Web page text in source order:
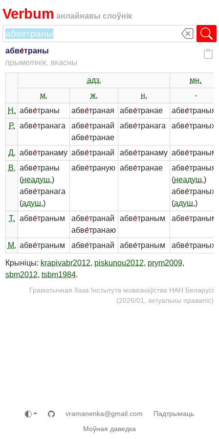
Verbum анлайнавы слоўнік
абве́траны
прыметнік, якасны
адз.
мн.
м.
ж. н.
-
Н. абве́траны абве́траная абве́транае абве́траныя
Р.
абве́транага абве́транай
абве́транае
абве́транага абве́траных
Д. абве́транаму абве́транай абве́транаму абве́траным
В. абве́траны
(неадуш.)
абве́транага
(адуш.)
абве́траную абве́транае абве́траныя
(неадуш.)
абве́траных
(адуш.)
Т.
абве́траным абве́транай
абве́транаю
абве́траным абве́транымі
М. абве́траным абве́транай абве́траным абве́траных
Крыніцы: krapivabr2012, piskunou2012, prym2009,
sbm2012, tsbm1984.
Граматычная база Інстытута мовазнаўства НАН Беларусі
(2026/01, актуальны правапіс)
vramanenka@gmail.com
Падтрымаць
Моўная даведка